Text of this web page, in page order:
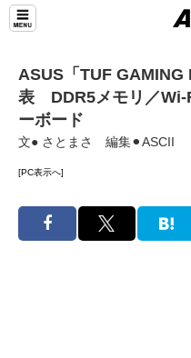
ASUS「TUF GAMING
表 DDR5メモリ／Wi-
ーボード
文● さとまさ 編集⚫︎ASCII
[PC表示へ]